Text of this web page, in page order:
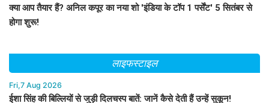
क्या आप तैयार हैं? अनिल कपूर का नया शो 'इंडिया के टॉप 1 पर्सेंट' 5 सितंबर से
होगा शुरू!
लाइफस्टाइल
Fri,7 Aug 2026
ईशा सिंह की बिल्लियों से जुड़ी दिलचस्प बातें: जानें कैसे देती हैं उन्हें सुकून!